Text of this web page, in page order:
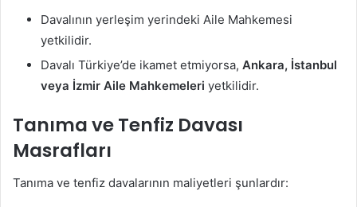
Davalının yerleşim yerindeki Aile Mahkemesi
yetkilidir.
Davalı Türkiye’de ikamet etmiyorsa, Ankara, İstanbul
veya İzmir Aile Mahkemeleri yetkilidir.
Tanıma ve Tenfiz Davası
Masrafları
Tanıma ve tenfiz davalarının maliyetleri şunlardır: